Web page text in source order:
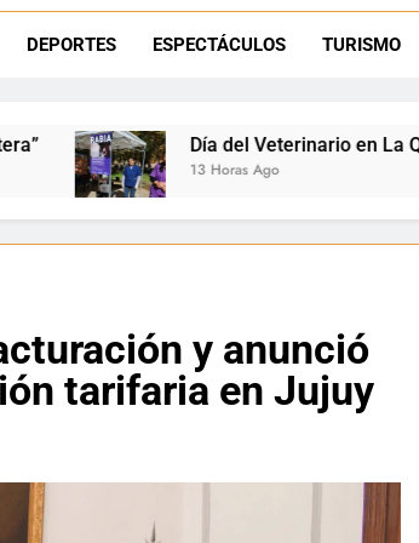
DEPORTES ESPECTÁCULOS TURISMO
Veterinario en La Quiaca: Zoonosis llevó
y anunció
tarifaria en Jujuy